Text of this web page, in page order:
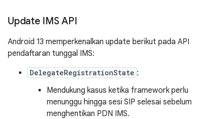
Update IMS API
Android 13 memperkenalkan update berikut pada API
pendaftaran tunggal IMS:
DelegateRegistrationState :
Mendukung kasus ketika framework perlu
menunggu hingga sesi SIP selesai sebelum
menghentikan PDN IMS.